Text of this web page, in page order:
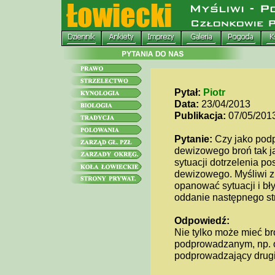
Pytał: Piotr
Data: 23/04/2013
Publikacja: 07/05/
Pytanie: Czy jako
dewizowego broń tak
sytuacji dotrzelenia
dewizowego. Myśliwi
opanować sytuacji i
oddanie następnego
Odpowiedź:
Nie tylko może mieć
podprowadzanym,
podprowadzający